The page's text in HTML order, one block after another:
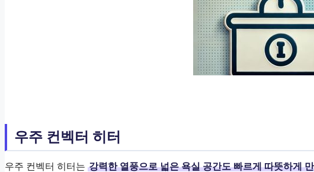
우주 컨벡터 히터
우주 컨벡터 히터는 강력한 열풍으로 넓은 욕실 공간도 빠르게 따뜻하게